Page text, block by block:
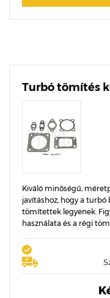
Turbó tömítés
Kiváló minőségű,
javításhoz, hogy a
tömítettek legyenek.
használata és a régi